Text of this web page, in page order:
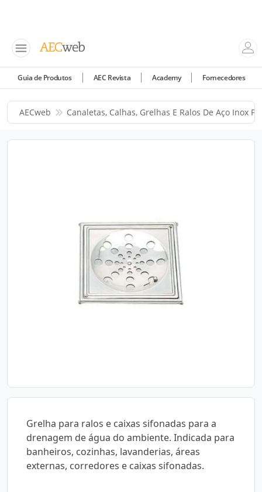
Guia de Produtos AEC Revista Academy Fornecedores
AECweb Canaletas, Calhas, Grelhas E Ralos De Aço Inox
Grelha para ralos e caixas sifonadas para a
drenagem de água do ambiente. Indicada para
banheiros, cozinhas, lavanderias, áreas
externas, corredores e caixas sifonadas.